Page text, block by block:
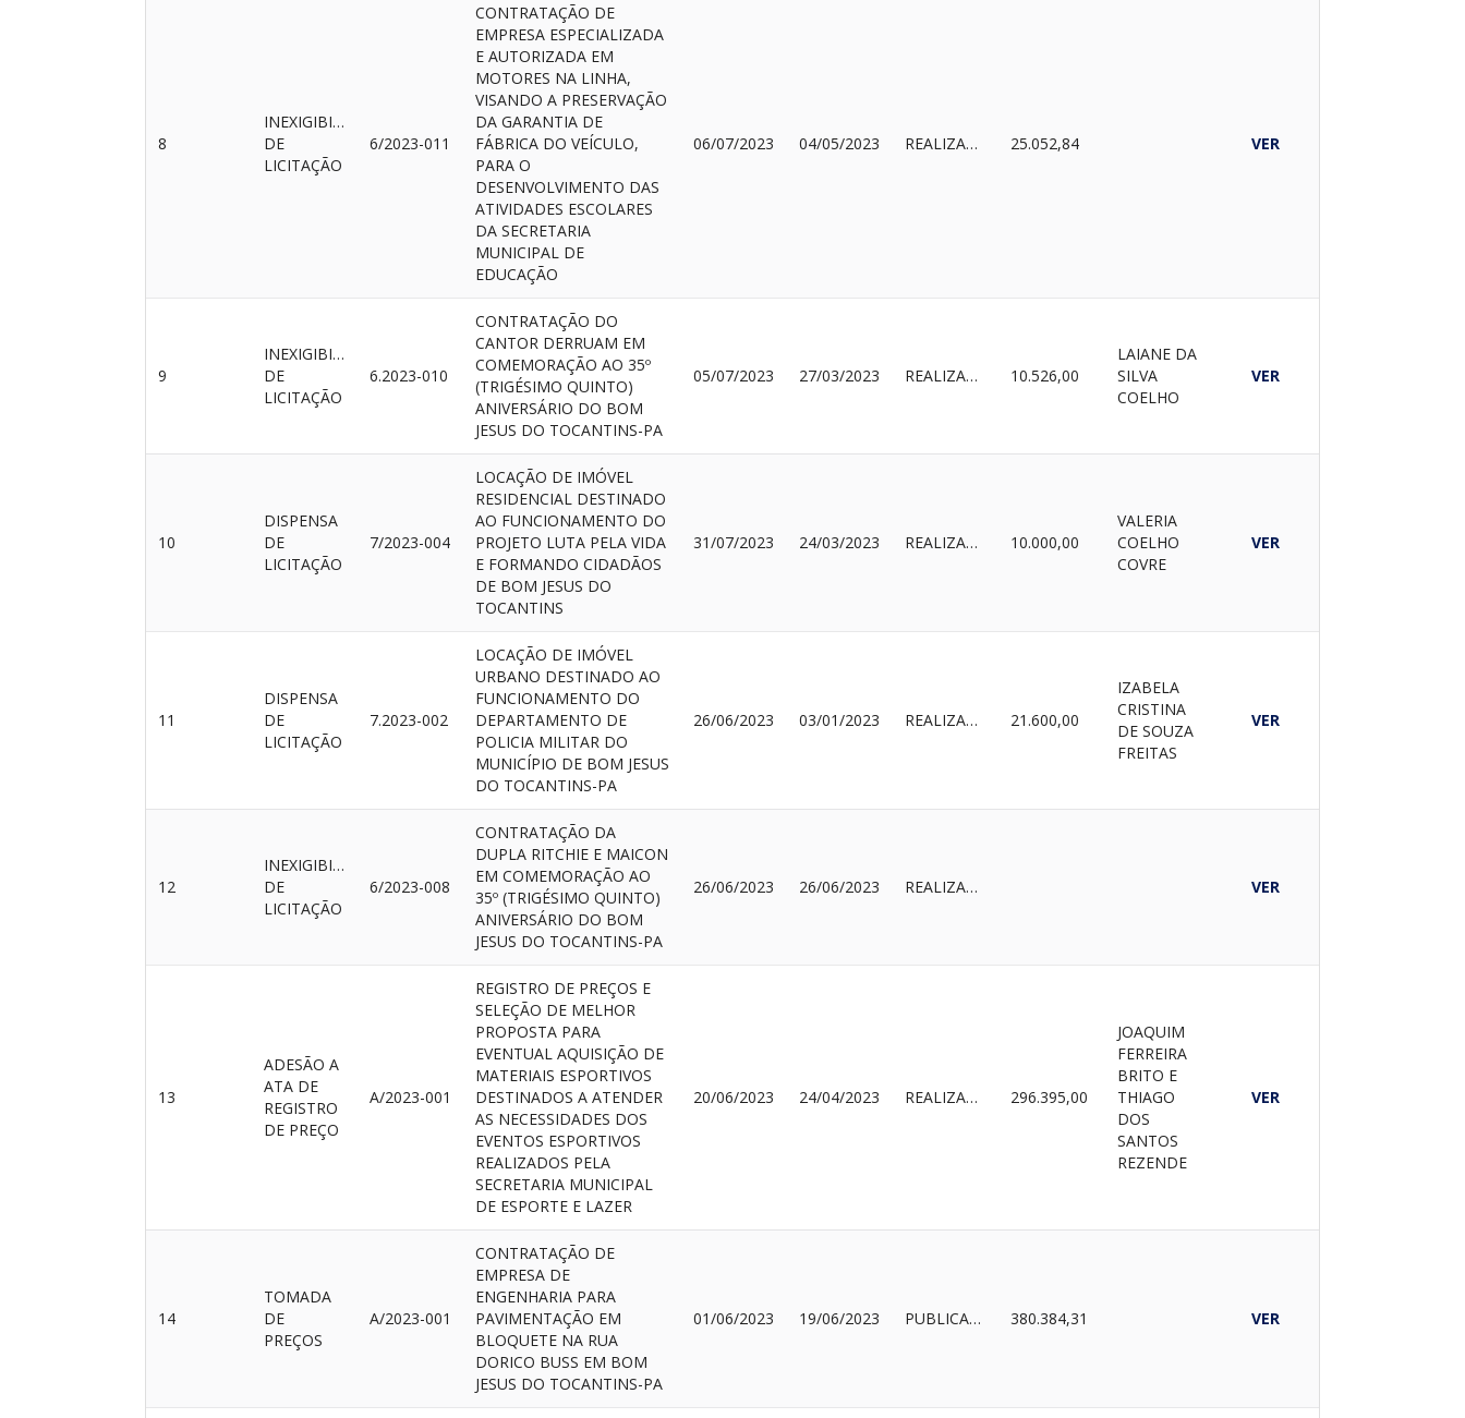
8
INEXIGIBILIDADE
DE
LICITAÇÃO
6/2023-011
CONTRATAÇÃO DE
EMPRESA ESPECIALIZADA
E AUTORIZADA EM
MOTORES NA LINHA,
VISANDO A PRESERVAÇÃO
DA GARANTIA DE
FÁBRICA DO VEÍCULO,
PARA O
DESENVOLVIMENTO DAS
ATIVIDADES ESCOLARES
DA SECRETARIA
MUNICIPAL DE
EDUCAÇÃO
06/07/2023 04/05/2023 REALIZADA 25.052,84 VER
9
INEXIGIBILIDADE
DE
LICITAÇÃO
6.2023-010
CONTRATAÇÃO DO
CANTOR DERRUAM EM
COMEMORAÇÃO AO 35º
(TRIGÉSIMO QUINTO)
ANIVERSÁRIO DO BOM
JESUS DO TOCANTINS-PA
05/07/2023 27/03/2023 REALIZADA 10.526,00
LAIANE DA
SILVA
COELHO
VER
10
DISPENSA
DE
LICITAÇÃO
7/2023-004
LOCAÇÃO DE IMÓVEL
RESIDENCIAL DESTINADO
AO FUNCIONAMENTO DO
PROJETO LUTA PELA VIDA
E FORMANDO CIDADÃOS
DE BOM JESUS DO
TOCANTINS
31/07/2023 24/03/2023 REALIZADA 10.000,00
VALERIA
COELHO
COVRE
VER
11
DISPENSA
DE
LICITAÇÃO
7.2023-002
LOCAÇÃO DE IMÓVEL
URBANO DESTINADO AO
FUNCIONAMENTO DO
DEPARTAMENTO DE
POLICIA MILITAR DO
MUNICÍPIO DE BOM JESUS
DO TOCANTINS-PA
26/06/2023 03/01/2023 REALIZADA 21.600,00
IZABELA
CRISTINA
DE SOUZA
FREITAS
VER
12
INEXIGIBILIDADE
DE
LICITAÇÃO
6/2023-008
CONTRATAÇÃO DA
DUPLA RITCHIE E MAICON
EM COMEMORAÇÃO AO
35º (TRIGÉSIMO QUINTO)
ANIVERSÁRIO DO BOM
JESUS DO TOCANTINS-PA
26/06/2023 26/06/2023 REALIZADA VER
13
ADESÃO A
ATA DE
REGISTRO
DE PREÇO
A/2023-001
REGISTRO DE PREÇOS E
SELEÇÃO DE MELHOR
PROPOSTA PARA
EVENTUAL AQUISIÇÃO DE
MATERIAIS ESPORTIVOS
DESTINADOS A ATENDER
AS NECESSIDADES DOS
EVENTOS ESPORTIVOS
REALIZADOS PELA
SECRETARIA MUNICIPAL
DE ESPORTE E LAZER
20/06/2023 24/04/2023 REALIZADA 296.395,00
JOAQUIM
FERREIRA
BRITO E
THIAGO
DOS
SANTOS
REZENDE
VER
14
TOMADA
DE
PREÇOS
A/2023-001
CONTRATAÇÃO DE
EMPRESA DE
ENGENHARIA PARA
PAVIMENTAÇÃO EM
BLOQUETE NA RUA
DORICO BUSS EM BOM
JESUS DO TOCANTINS-PA
01/06/2023 19/06/2023 PUBLICADO 380.384,31 VER